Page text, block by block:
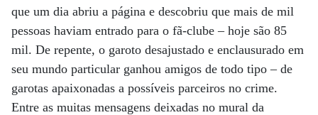
que um dia abriu a página e descobriu que mais de mil
pessoas haviam entrado para o fã-clube – hoje são 85
mil. De repente, o garoto desajustado e enclausurado em
seu mundo particular ganhou amigos de todo tipo – de
garotas apaixonadas a possíveis parceiros no crime.
Entre as muitas mensagens deixadas no mural da